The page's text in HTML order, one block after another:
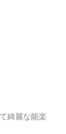
綺麗な能楽